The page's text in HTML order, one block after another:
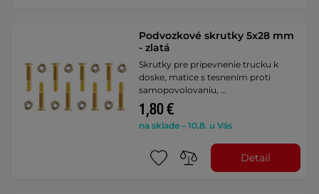
Podvozkové skrutky 5x28 mm
- zlatá
Skrutky pre pripevnenie trucku k
doske, matice s tesnením proti
samopovolovaniu, …
1,80 €
na sklade – 10.8. u Vás
Detail